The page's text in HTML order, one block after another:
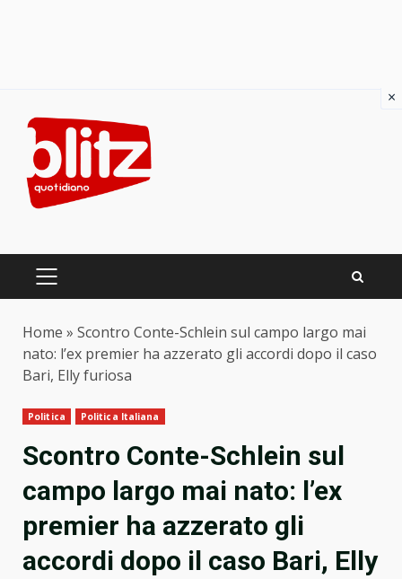
content
PRIMARY
Home » Scontro Conte-Schlein sul campo largo mai
nato: l’ex premier ha azzerato gli accordi dopo il caso
Bari, Elly furiosa
Politica Politica Italiana
Scontro Conte-Schlein sul
campo largo mai nato: l’ex
premier ha azzerato gli
accordi dopo il caso Bari, Elly
×